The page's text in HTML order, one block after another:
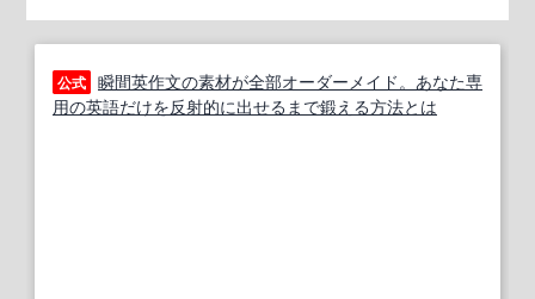
公式 瞬間英作文の素材が全部オーダーメイド。あなた専
用の英語だけを反射的に出せるまで鍛える方法とは